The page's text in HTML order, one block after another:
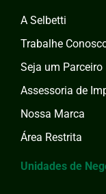
A Selbetti
Trabalhe
Seja um Parceiro
Assessoria de
Nossa Marca
Área Restrita
Unidades de